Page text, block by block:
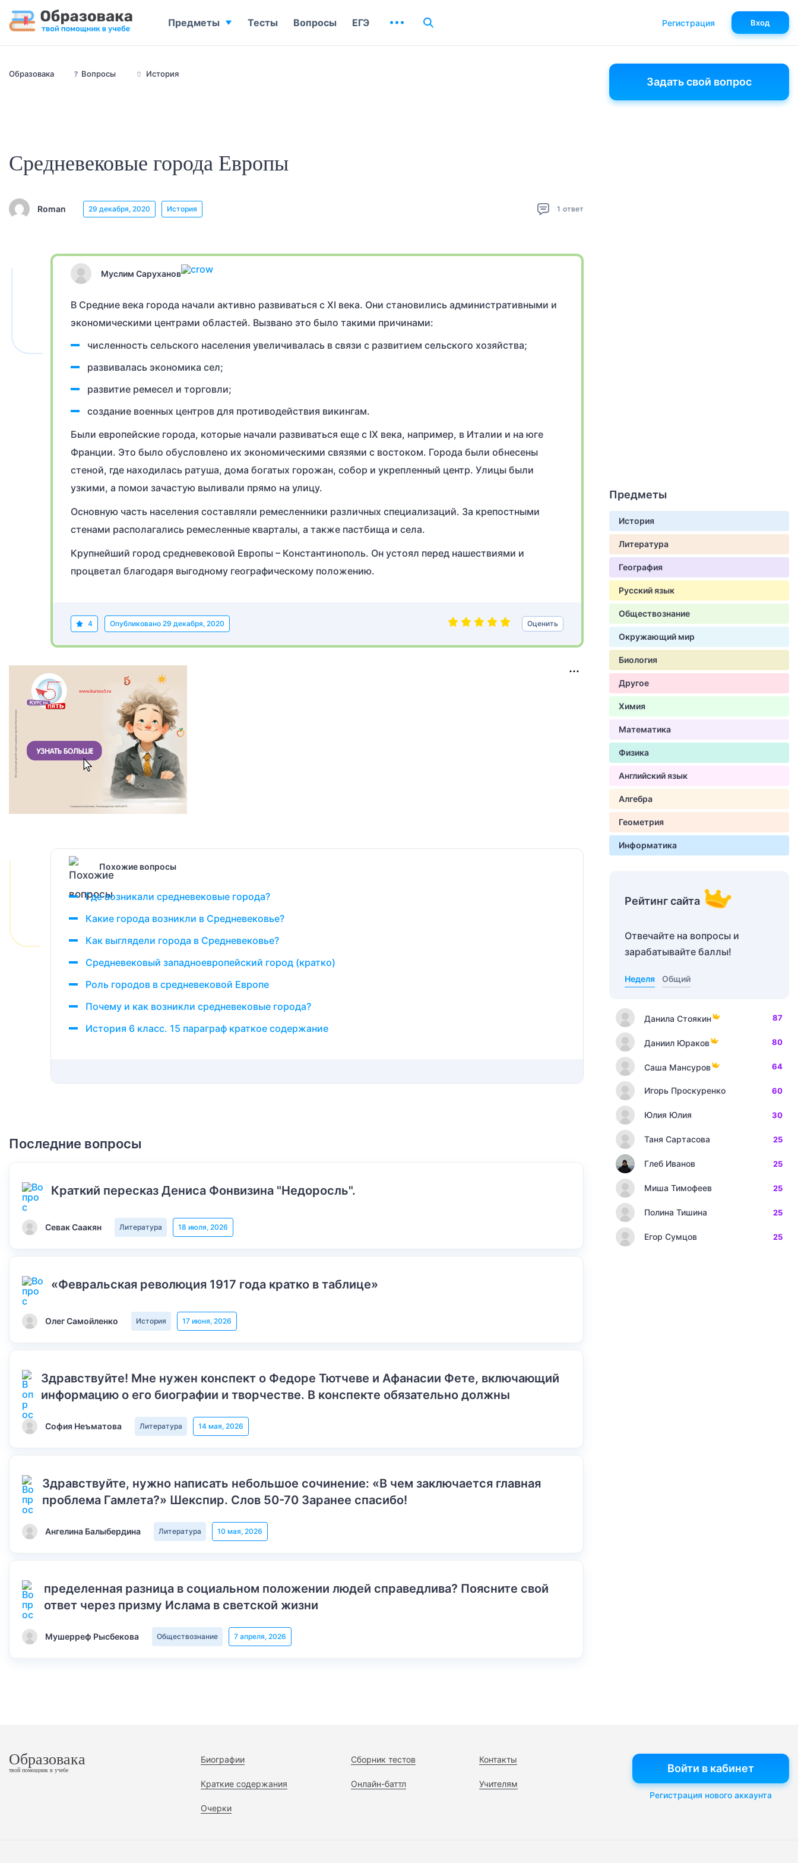
Образовака ❓ Вопросы 🏺 История
Средневековые города Европы
Roman 29 декабря, 2020 История 1 ответ
Муслим Саруханов
В Средние века города начали активно развиваться с XI века. Они становились административными и
экономическими центрами областей. Вызвано это было такими причинами:
численность сельского населения увеличивалась в связи с развитием сельского хозяйства;
развивалась экономика сел;
развитие ремесел и торговли;
создание военных центров для противодействия викингам.
Были европейские города, которые начали развиваться еще с IX века, например, в Италии и на юге
Франции. Это было обусловлено их экономическими связями с востоком. Города были обнесены
стеной, где находилась ратуша, дома богатых горожан, собор и укрепленный центр. Улицы были
узкими, а помои зачастую выливали прямо на улицу.
Основную часть населения составляли ремесленники различных специализаций. За крепостными
стенами располагались ремесленные кварталы, а также пастбища и села.
Крупнейший город средневековой Европы – Константинополь. Он устоял перед нашествиями и
процветал благодаря выгодному географическому положению.
4 Опубликовано 29 декабря, 2020 Оценить
Похожие вопросы
Где возникали средневековые города?
Какие города возникли в Средневековье?
Как выглядели города в Средневековье?
Средневековый западноевропейский город (кратко)
Роль городов в средневековой Европе
Почему и как возникли средневековые города?
История 6 класс. 15 параграф краткое содержание
Последние вопросы
Краткий пересказ Дениса Фонвизина "Недоросль".
Севак Саакян Литература 18 июля, 2026
«Февральская революция 1917 года кратко в таблице»
Олег Самойленко История 17 июня, 2026
Здравствуйте! Мне нужен конспект о Федоре Тютчеве и Афанасии Фете, включающий
информацию о его биографии и творчестве. В конспекте обязательно должны
София Неъматова Литература 14 мая, 2026
Здравствуйте, нужно написать небольшое сочинение: «В чем заключается главная
проблема Гамлета?» Шекспир. Слов 50-70 Заранее спасибо!
Ангелина Балыбердина Литература 10 мая, 2026
пределенная разница в социальном положении людей справедлива? Поясните свой
ответ через призму Ислама в светской жизни
Мушерреф Рысбекова Обществознание 7 апреля, 2026
Задать свой вопрос
Предметы
История
Литература
География
Русский язык
Обществознание
Окружающий мир
Биология
Другое
Химия
Математика
Физика
Английский язык
Алгебра
Геометрия
Информатика
Рейтинг сайта
Отвечайте на вопросы и
зарабатывайте баллы!
Неделя Общий
Данила Стоякин 87
Даниил Юраков 80
Саша Мансуров 64
Игорь Проскуренко 60
Юлия Юлия 30
Таня Сартасова 25
Глеб Иванов 25
Миша Тимофеев 25
Полина Тишина 25
Егор Сумцов 25
Предметы Тесты Вопросы ЕГЭ Регистрация Вход
Образовака
твой помощник в учебе
Биографии
Краткие содержания
Очерки
Сборник тестов
Онлайн-баттл
Контакты
Учителям
Войти в кабинет
Регистрация нового аккаунта